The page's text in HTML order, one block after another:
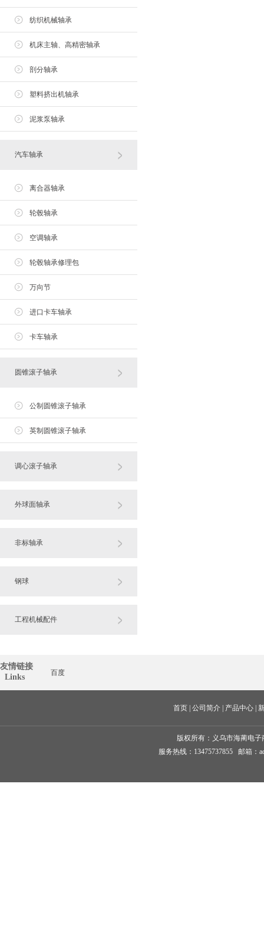
纺织机械轴承
机床主轴、高精密轴承
剖分轴承
塑料挤出机轴承
泥浆泵轴承
汽车轴承
离合器轴承
轮毂轴承
空调轴承
轮毂轴承修理包
万向节
进口卡车轴承
卡车轴承
圆锥滚子轴承
公制圆锥滚子轴承
英制圆锥滚子轴承
调心滚子轴承
外球面轴承
非标轴承
钢球
工程机械配件
友情链接
  Links
百度
首页 | 公司简介 | 产品中心 |
版权所有： 义乌市海蔺电子
服务热线：13475737855 邮箱：